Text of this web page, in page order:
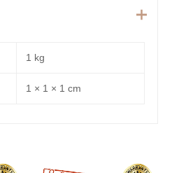
1 kg
1 × 1 × 1 cm